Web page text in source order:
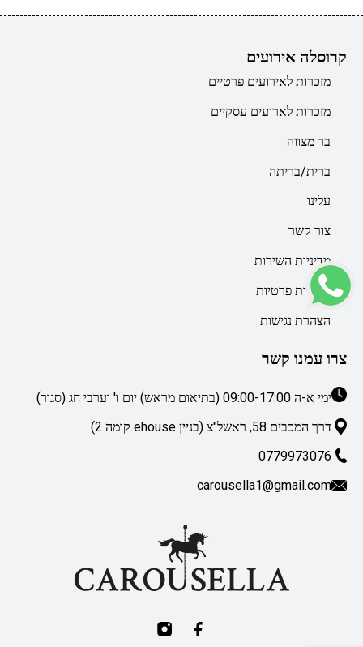
קרוסלה אירועים
מזכרות לאירועים פרטיים
מזכרות לארועים עסקיים
בר מצווה
ברית/בריתה
עלינו
צור קשר
מדיניות השירות
מדיניות פרטיות
הצהרת נגישות
צרו עמנו קשר
ימי א-ה 09:00-17:00 (בתיאום מראש) יום ו' וערבי חג (סגור)
דרך המכבים 58, ראשל"צ (בניין ehouse קומה 2)
0779973076
carousella1@gmail.com